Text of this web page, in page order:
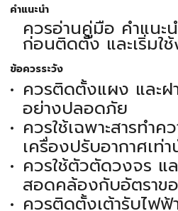
คำแนะนำ
ควรอ่านคู่มือ คำแนะ
ก่อนติดตั้ง และเริ่มใช้
ข้อควรระวัง
ควรติดตั้งแผง และ
อย่างปลอดภัย
ควรใช้เฉพาะสารทำ
เครื่องปรับอากาศเท่
ควรใช้ตัวตัดวงจร แ
สอดคล้องกับอัตราข
ควรติดตั้งเต้ารับไฟฟ้